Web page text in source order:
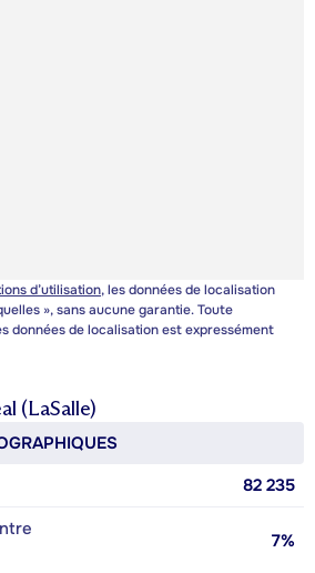
d’utilisation, les données de localisation
», sans aucune garantie. Toute
données de localisation est expressément
(LaSalle)
82 235
7%